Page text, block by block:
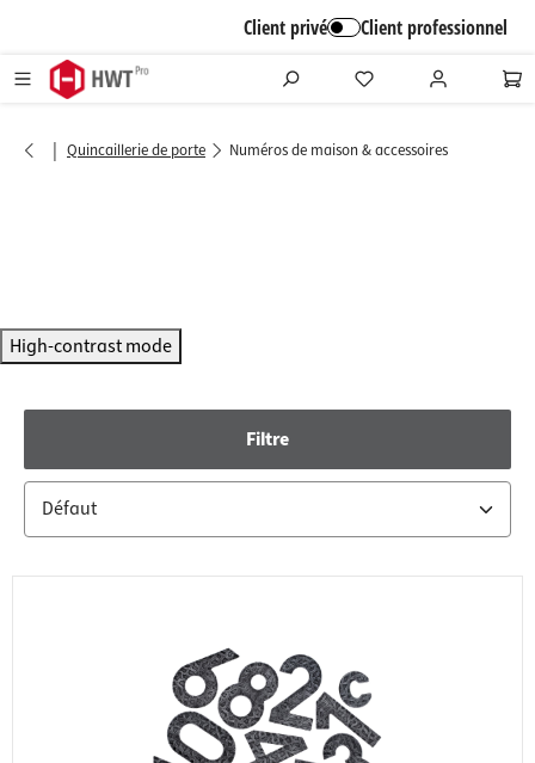
Client privé Client professionnel
| Quincaillerie de porte Numéros de maison & accessoires
High-contrast mode
Filtre